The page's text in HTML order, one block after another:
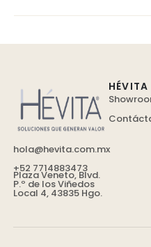
hola@hevita.com.mx
+52 7714883473
Plaza Veneto, Blvd.
P.º de los Viñedos
Local 4, 43835 Hgo.
HÉVITA